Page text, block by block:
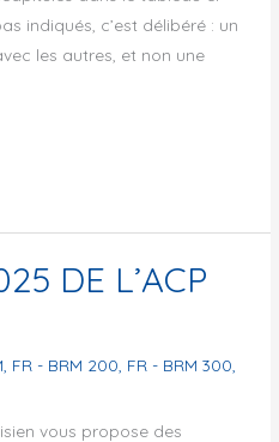
indiqués, c’est délibéré : un
les autres, et non une
DE L’ACP
FR - BRM 200 FR - BRM 300
vous propose des